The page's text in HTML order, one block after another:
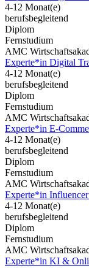
4-12 Monat(e)
berufsbegleitend
Diplom
Fernstudium
AMC
Experte*in Digital
4-12 Monat(e)
berufsbegleitend
Diplom
Fernstudium
AMC
Experte*in E-
4-12 Monat(e)
berufsbegleitend
Diplom
Fernstudium
AMC
Experte*in
4-12 Monat(e)
berufsbegleitend
Diplom
Fernstudium
AMC
Experte*in KI &